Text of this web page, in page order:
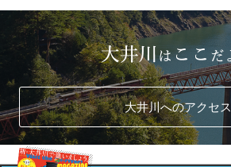
大井川へのアクセス